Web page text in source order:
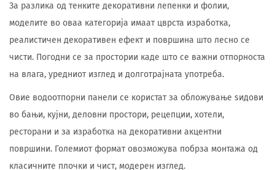
За разлика од тенките декоративни лепенки и фолии,
моделите во оваа категорија имаат цврста изработка,
реалистичен декоративен ефект и површина што лесно се
чисти. Погодни се за простории каде што се важни отпорноста
на влага, уредниот изглед и долготрајната употреба.
Овие водоотпорни панели се користат за обложување ѕидови
во бањи, кујни, деловни простори, рецепции, хотели,
ресторани и за изработка на декоративни акцентни
површини. Големиот формат овозможува побрза монтажа од
класичните плочки и чист, модерен изглед.